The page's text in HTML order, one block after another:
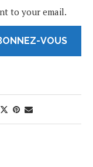
to your email.
VOUS